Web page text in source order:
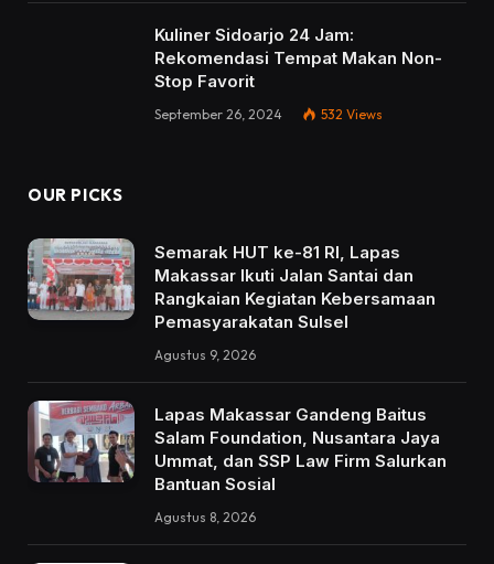
Kuliner Sidoarjo 24 Jam:
Rekomendasi Tempat Makan Non-
Stop Favorit
September 26, 2024 532 Views
OUR PICKS
Semarak HUT ke-81 RI, Lapas
Makassar Ikuti Jalan Santai dan
Rangkaian Kegiatan Kebersamaan
Pemasyarakatan Sulsel
Agustus 9, 2026
Lapas Makassar Gandeng Baitus
Salam Foundation, Nusantara Jaya
Ummat, dan SSP Law Firm Salurkan
Bantuan Sosial
Agustus 8, 2026